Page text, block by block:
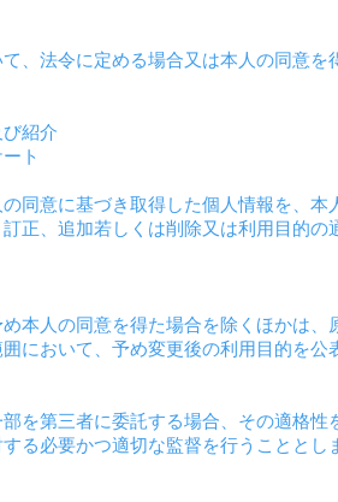
、法令に定める場合又は本人の同意
紹介
ト
同意に基づき取得した個人情報を、
正、追加若しくは削除又は利用目的の
本人の同意を得た場合を除くほかは
において、予め変更後の利用目的を公
を第三者に委託する場合、その適格
る必要かつ適切な監督を行うこととし